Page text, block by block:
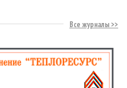
Все журналы